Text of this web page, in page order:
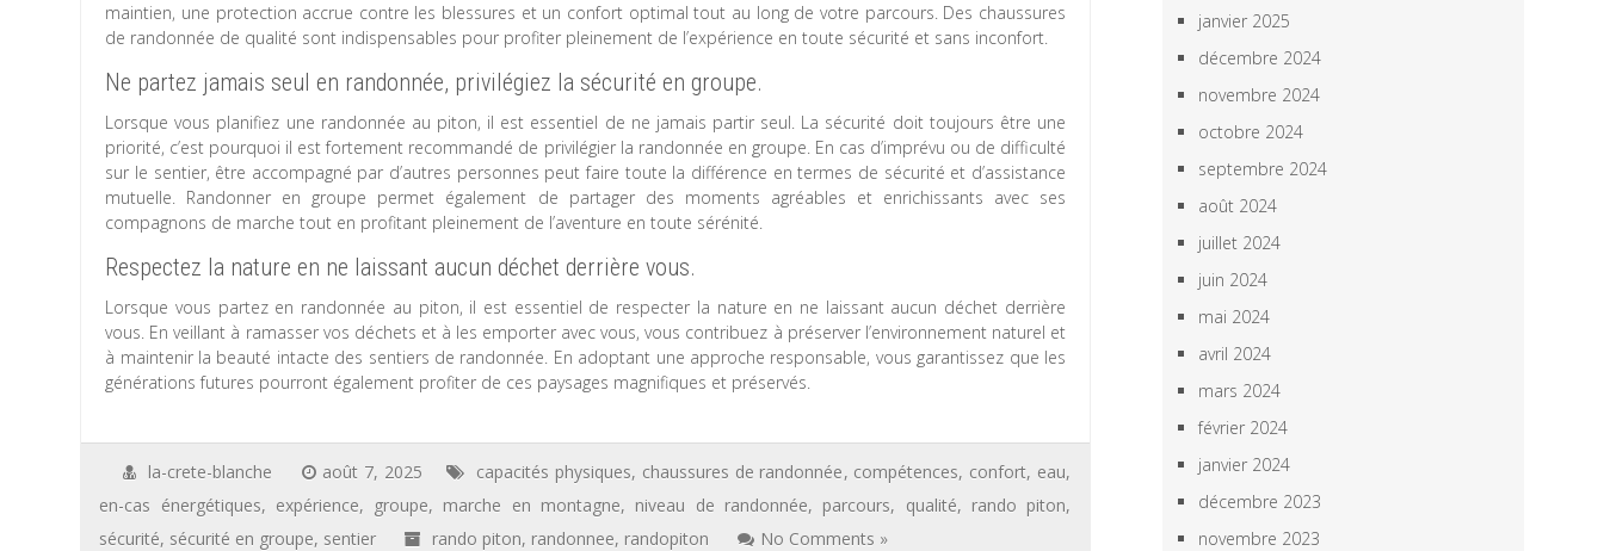
maintien, une protection accrue contre les blessures et un confort optimal tout au long de votre parcours. Des chaussures
de randonnée de qualité sont indispensables pour profiter pleinement de l’expérience en toute sécurité et sans inconfort.
Ne partez jamais seul en randonnée, privilégiez la sécurité en groupe.
Lorsque vous planifiez une randonnée au piton, il est essentiel de ne jamais partir seul. La sécurité doit toujours être une
priorité, c’est pourquoi il est fortement recommandé de privilégier la randonnée en groupe. En cas d’imprévu ou de difficulté
sur le sentier, être accompagné par d’autres personnes peut faire toute la différence en termes de sécurité et d’assistance
mutuelle. Randonner en groupe permet également de partager des moments agréables et enrichissants avec ses
compagnons de marche tout en profitant pleinement de l’aventure en toute sérénité.
Respectez la nature en ne laissant aucun déchet derrière vous.
Lorsque vous partez en randonnée au piton, il est essentiel de respecter la nature en ne laissant aucun déchet derrière
vous. En veillant à ramasser vos déchets et à les emporter avec vous, vous contribuez à préserver l’environnement naturel et
à maintenir la beauté intacte des sentiers de randonnée. En adoptant une approche responsable, vous garantissez que les
générations futures pourront également profiter de ces paysages magnifiques et préservés.
la-crete-blanche août 7, 2025 capacités physiques, chaussures de randonnée, compétences, confort, eau,
en-cas énergétiques, expérience, groupe, marche en montagne, niveau de randonnée, parcours, qualité, rando piton,
sécurité, sécurité en groupe, sentier rando piton, randonnee, randopiton No Comments »
janvier 2025
décembre 2024
novembre 2024
octobre 2024
septembre 2024
août 2024
juillet 2024
juin 2024
mai 2024
avril 2024
mars 2024
février 2024
janvier 2024
décembre 2023
novembre 2023